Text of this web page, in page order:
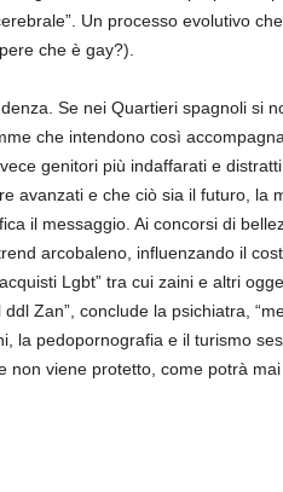
Un processo evolutivo
che è gay?).
Se nei Quartieri spagnoli si
che intendono così
genitori più indaffarati e
avanzati e che ciò sia il futuro, la
il messaggio. Ai concorsi di
arcobaleno, influenzando il
Lgbt” tra cui zaini e altri
Zan”, conclude la psichiatra,
la pedopornografia e il turismo
non viene protetto, come potrà